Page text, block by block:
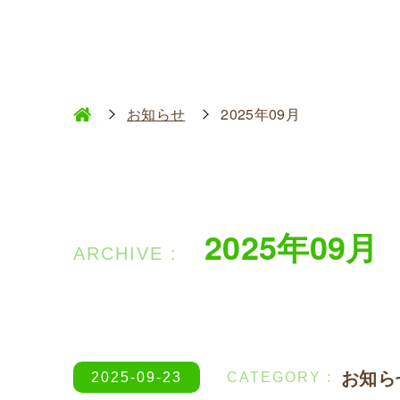
お知らせ 2025年09月
2025年09月
お知
2025-09-23